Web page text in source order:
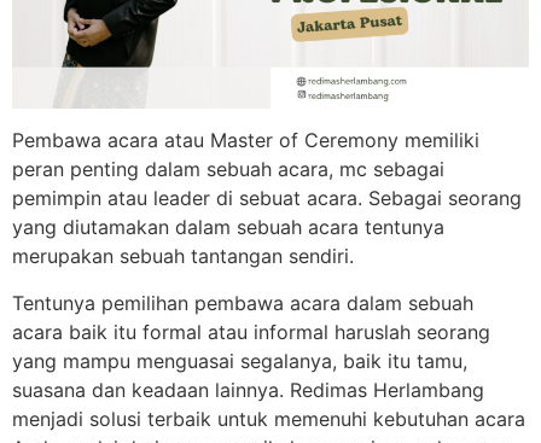
Pembawa acara atau Master of Ceremony memiliki
peran penting dalam sebuah acara, mc sebagai
pemimpin atau leader di sebuat acara. Sebagai seorang
yang diutamakan dalam sebuah acara tentunya
merupakan sebuah tantangan sendiri.
Tentunya pemilihan pembawa acara dalam sebuah
acara baik itu formal atau informal haruslah seorang
yang mampu menguasai segalanya, baik itu tamu,
suasana dan keadaan lainnya. Redimas Herlambang
menjadi solusi terbaik untuk memenuhi kebutuhan acara